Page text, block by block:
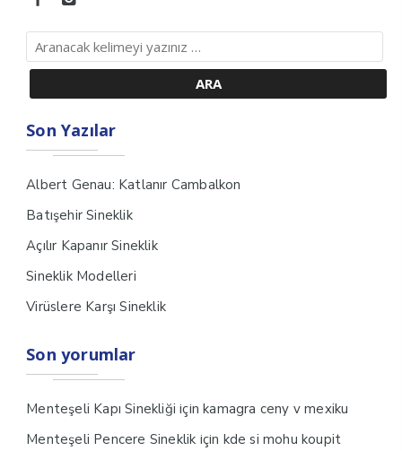
Son Yazılar
Albert Genau: Katlanır Cambalkon
Batışehir Sineklik
Açılır Kapanır Sineklik
Sineklik Modelleri
Virüslere Karşı Sineklik
Son yorumlar
Menteşeli Kapı Sinekliği içinkamagra ceny v mexiku
Menteşeli Pencere Sineklik için kde si mohu koupit